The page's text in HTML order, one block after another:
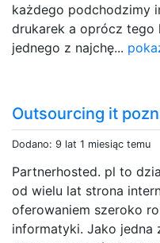
każdego podchodzimy
drukarek a oprócz tego
jednego z najchę...
Outsourcing it
Dodano: 9 lat 1 miesiąc temu
Partnerhosted. pl to
od wielu lat strona
oferowaniem szeroko
informatyki. Jako jedna